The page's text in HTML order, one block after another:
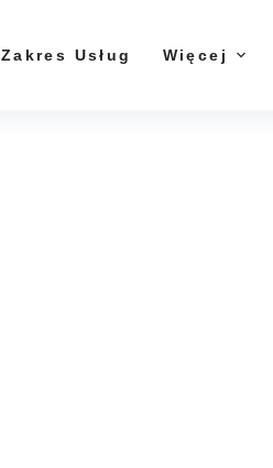
Zakres Usług Więcej